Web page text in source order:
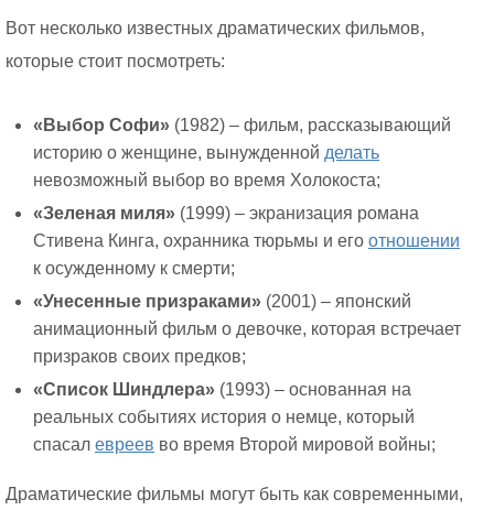
Вот несколько известных драматических фильмов,
которые стоит посмотреть:
«Выбор Софи» (1982) – фильм, рассказывающий
историю о женщине, вынужденной делать
невозможный выбор во время Холокоста;
«Зеленая миля» (1999) – экранизация романа
Стивена Кинга, охранника тюрьмы и его отношении
к осужденному к смерти;
«Унесенные призраками» (2001) – японский
анимационный фильм о девочке, которая встречает
призраков своих предков;
«Список Шиндлера» (1993) – основанная на
реальных событиях история о немце, который
спасал евреев во время Второй мировой войны;
Драматические фильмы могут быть как современными,